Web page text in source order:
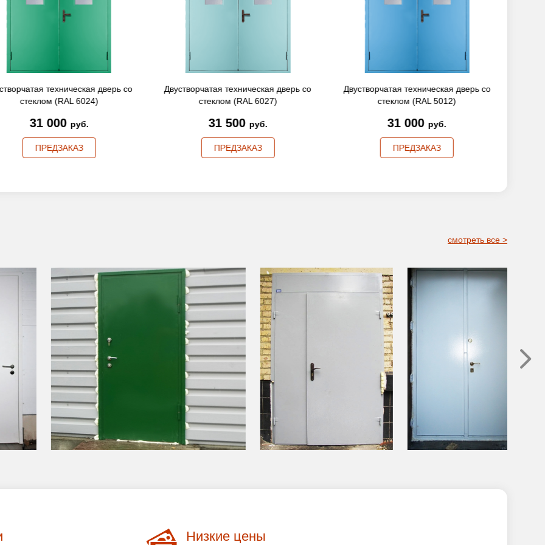
техническая дверь со
стеклом (RAL 6024)
31 000руб.
ПРЕДЗАКАЗ
Двустворчатая техническая дверь со
стеклом (RAL 6027)
31 500руб.
ПРЕДЗАКАЗ
Двустворчатая техническая дверь со
стеклом (RAL 5012)
31 000руб.
ПРЕДЗАКАЗ
смотреть все >
Низкие цены